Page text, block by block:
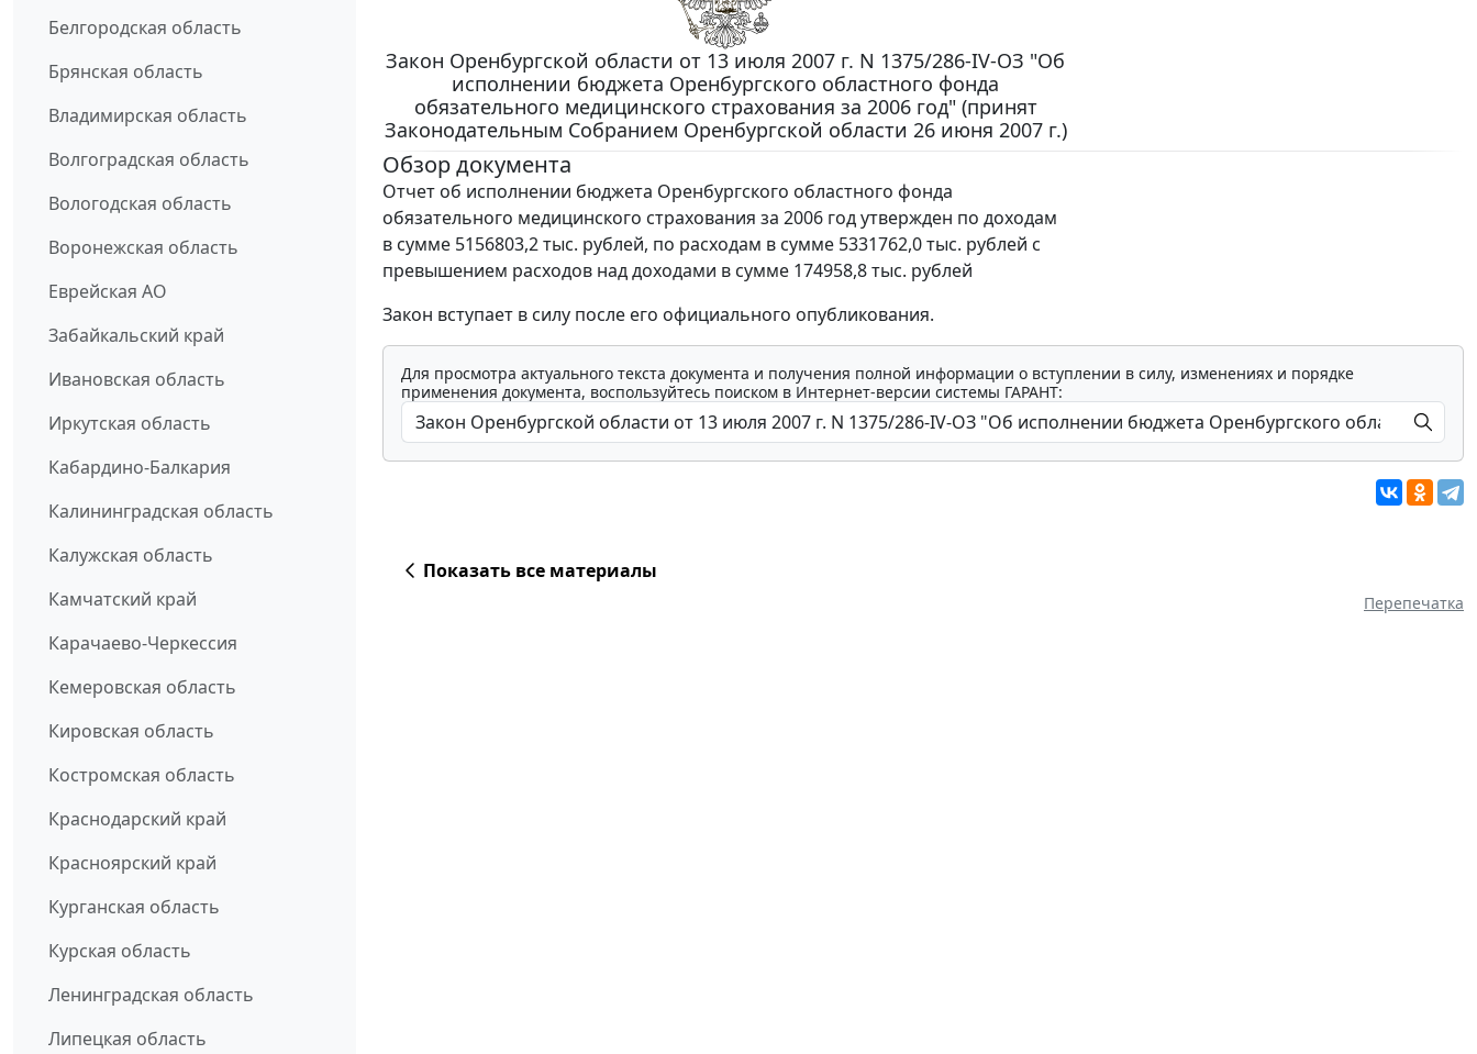
Белгородская область
Брянская область
Владимирская область
Волгоградская область
Вологодская область
Воронежская область
Еврейская АО
Забайкальский край
Ивановская область
Иркутская область
Кабардино-Балкария
Калининградская область
Калужская область
Камчатский край
Карачаево-Черкессия
Кемеровская область
Кировская область
Костромская область
Краснодарский край
Красноярский край
Курганская область
Курская область
Ленинградская область
Липецкая область
Закон Оренбургской области от 13 июля 2007 г. N 1375/286-IV-ОЗ "Об
исполнении бюджета Оренбургского областного фонда
обязательного медицинского страхования за 2006 год" (принят
Законодательным Собранием Оренбургской области 26 июня 2007 г.)
Обзор документа
Отчет об исполнении бюджета Оренбургского областного фонда
обязательного медицинского страхования за 2006 год утвержден по доходам
в сумме 5156803,2 тыс. рублей, по расходам в сумме 5331762,0 тыс. рублей с
превышением расходов над доходами в сумме 174958,8 тыс. рублей
Закон вступает в силу после его официального опубликования.
Для просмотра актуального текста документа и получения полной информации о вступлении в силу, изменениях и порядке
применения документа, воспользуйтесь поиском в Интернет-версии системы ГАРАНТ:
Показать все материалы
Перепечатка